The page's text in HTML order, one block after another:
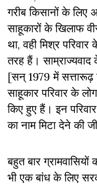
गरीब किसानों के लिए
साहूकारों के खिलाफ
था, वही मिश्र
तरह हैं।
[सन् 1979 में
साहूकार परिवार के
किए हुए हैं। इन
का नाम मिटा देने की
बहुत बार
भी एक बांध के लिए